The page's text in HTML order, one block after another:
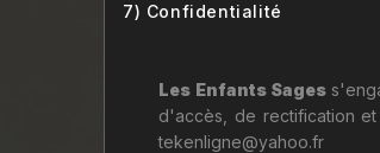
7) Confidentialité
Les Enfants Sages
d'accès, de rectification
tekenligne@yahoo.fr